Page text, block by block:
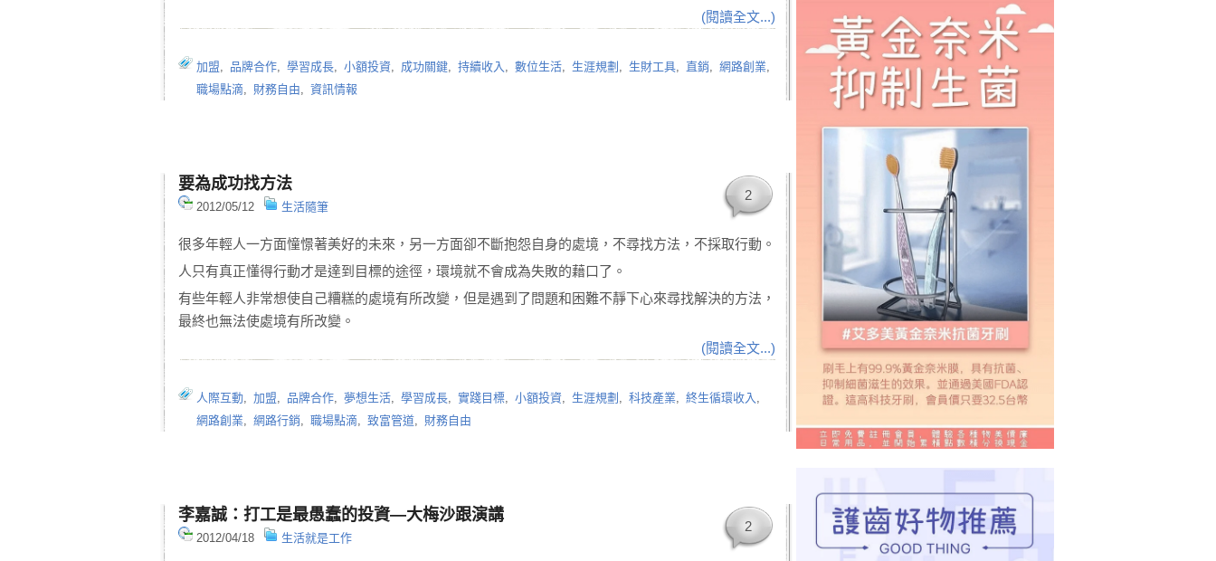
(閱讀全文...)
加盟, 品牌合作, 學習成長, 小額投資, 成功關鍵, 持續收入 , 數位生活, 生涯規劃 , 生財工具, 直銷, 網路創業,
職場點滴, 財務自由, 資訊情報
要為成功找方法
2012/05/12 生活隨筆
2
很多年輕人一方面憧憬著美好的未來，另一方面卻不斷抱怨自身的處境，不尋找方法，不採取行動。
人只有真正懂得行動才是達到目標的途徑，環境就不會成為失敗的藉口了。
有些年輕人非常想使自己糟糕的處境有所改變，但是遇到了問題和困難不靜下心來尋找解決的方法，
最終也無法使處境有所改變。
(閱讀全文...)
人際互動, 加盟, 品牌合作, 夢想生活, 學習成長, 實踐目標, 小額投資, 生涯規劃 , 科技產業, 終生循環收入 ,
網路創業, 網路行銷, 職場點滴, 致富管道, 財務自由
李嘉誠：打工是最愚蠢的投資—大梅沙跟演講
2012/04/18 生活就是工作
2